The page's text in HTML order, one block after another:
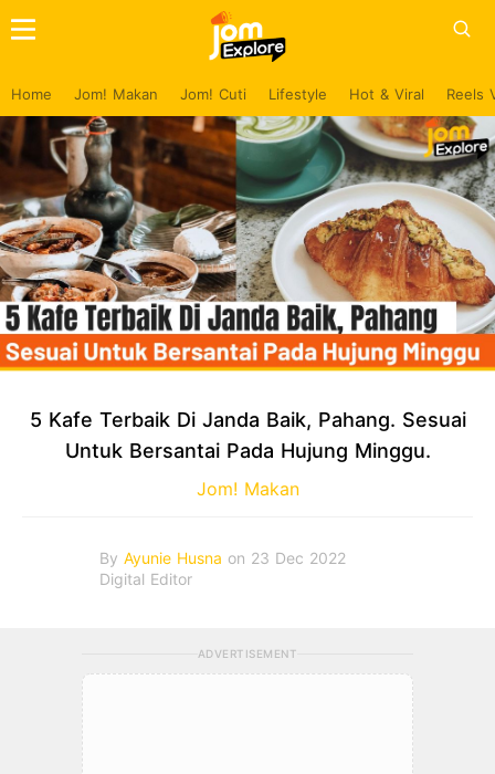
Home Jom! Makan Jom! Cuti Lifestyle Hot & Viral Reels
5 Kafe Terbaik Di Janda Baik, Pahang. Sesuai
Untuk Bersantai Pada Hujung Minggu.
Jom! Makan
By Ayunie Husna on 23 Dec 2022
Digital Editor
ADVERTISEMENT